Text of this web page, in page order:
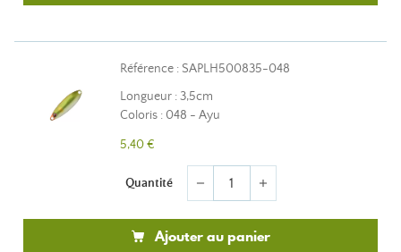
Référence : SAPLH500835-048
Longueur : 3,5cm
Coloris : 048 - Ayu
5,40 €
Quantité remove add
Ajouter au panier